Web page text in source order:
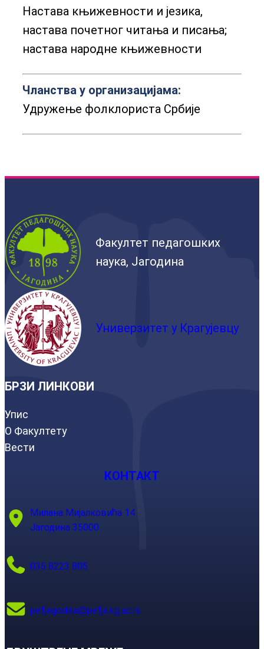
Настава књижевности и језика,
настава почетног читања и писања;
настава народне књижевности
Чланства у организацијама:
Удружење фолклориста Србије
Факултет педагошких
наука, Јагодина
Универзитет у Крагујевцу
БРЗИ ЛИНКОВИ
Упис
О Факултету
Вести
КОНТАКТ
Милана Мијалковића 14
Јагодина 35000
035 8223 805
pefjagodina@pefja.kg.ac.rs